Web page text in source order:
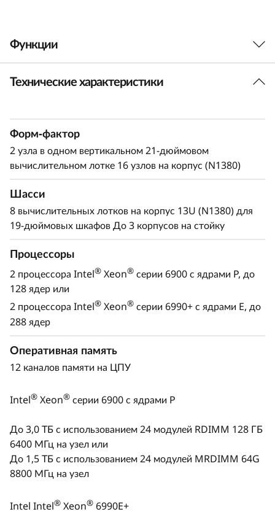
V
4
N
p
u
n
e
®
Функции
Наслаждайтесь производительностью
6+. Благодаря системе жидкостного
охлаждения Lenovo Neptune он работает на
процессоре Intel®Xeon ®серии 6900 с
умещая всю эту мощность в компактный форм-
фактор. Благодаря использованию Intel®
Xeon®серии 6900P с MRDIMM он
обеспечивает непревзойденную пропускную
способность памяти. Новый Intel
6990E+ предлагает 288 ядер и поддержку
DDR5 RDIMM со скоростью до 8000 MT/с. Вся
эта мощность и эффективность вписываются
менее чем в квадратный метр пространства
переосмыслить компактные суперкомпьютеры
общего назначения.
Технические характеристики
Форм-фактор
2 узла в одном вертикальном 21-дюймовом
вычислительном лотке 16 узлов на корпус (N1380)
Шасси
8 вычислительных лотков на корпус 13U (N1380) для
19-дюймовых шкафов До 3 корпусов на стойку
Процессоры
2 процессора Intel® Xeon® серии 6900 с ядрами P, до
128 ядер или
2 процессора Intel® Xeon® серии 6990+ с ядрами E, до
288 ядер
Оперативная память
12 каналов памяти на ЦПУ
Intel® Xeon® серии 6900 с ядрами P
До 3,0 ТБ с использованием 24 модулей RDIMM 128 ГБ
6400 МГц на узел или
До 1,5 ТБ с использованием 24 модулей MRDIMM 64G
8800 МГц на узел
Intel Intel® Xeon® 6990E+